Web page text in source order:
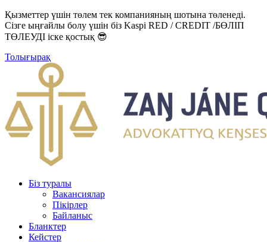
Қызметтер үшін төлем тек компанияның шотына төленеді.
Сізге ыңғайлы болу үшін біз Kaspi RED / CREDIT /БӨЛІП
ТӨЛЕУДІ іске қостық 😎
Толығырақ
Біз туралы
Вакансиялар
Пікірлер
Байланыс
Бланктер
Кейстер